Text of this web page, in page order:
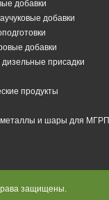
добавки
добавки
добавки
присадки
продукты
металлы и шары для МГРП
защищены.